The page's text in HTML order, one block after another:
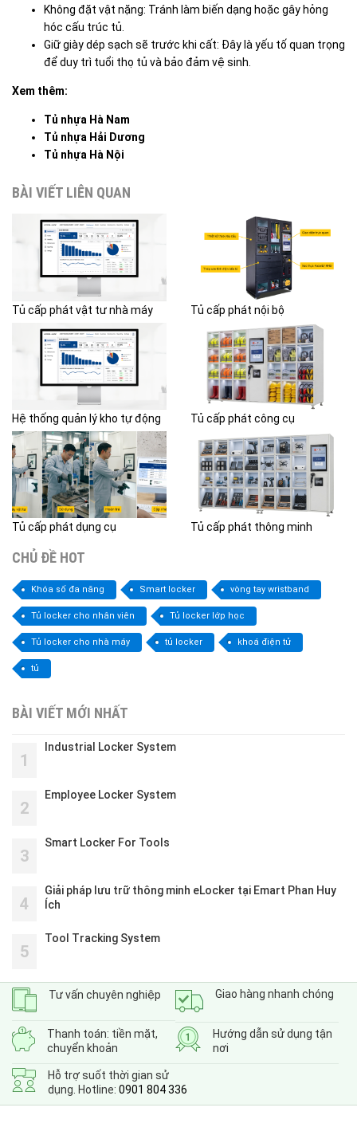
Không đặt vật nặng: Tránh làm biến dạng hoặc gây hỏng
hóc cấu trúc tủ.
Giữ giày dép sạch sẽ trước khi cất: Đây là yếu tố quan trọng
để duy trì tuổi thọ tủ và bảo đảm vệ sinh.
Xem thêm:
Tủ nhựa Hà Nam
Tủ nhựa Hải Dương
Tủ nhựa Hà Nội
BÀI VIẾT LIÊN QUAN
Tủ cấp phát vật tư nhà máy Tủ cấp phát nội bộ
Hệ thống quản lý kho tự động Tủ cấp phát công cụ
Tủ cấp phát dụng cụ Tủ cấp phát thông minh
CHỦ ĐỀ HOT
Khóa số đa năng Smart locker vòng tay wristband
Tủ locker cho nhân viên Tủ locker lớp học
Tủ locker cho nhà máy tủ locker khoá điện tử
tủ
BÀI VIẾT MỚI NHẤT
1
Industrial Locker System
2
Employee Locker System
3
Smart Locker For Tools
4
Giải pháp lưu trữ thông minh eLocker tại Emart Phan Huy
Ích
5
Tool Tracking System
Tư vấn chuyên nghiệp Giao hàng nhanh chóng
Thanh toán: tiền mặt,
chuyển khoản
Hướng dẫn sử dụng tận
nơi
Hỗ trợ suốt thời gian sử
dụng. Hotline: 0901 804 336